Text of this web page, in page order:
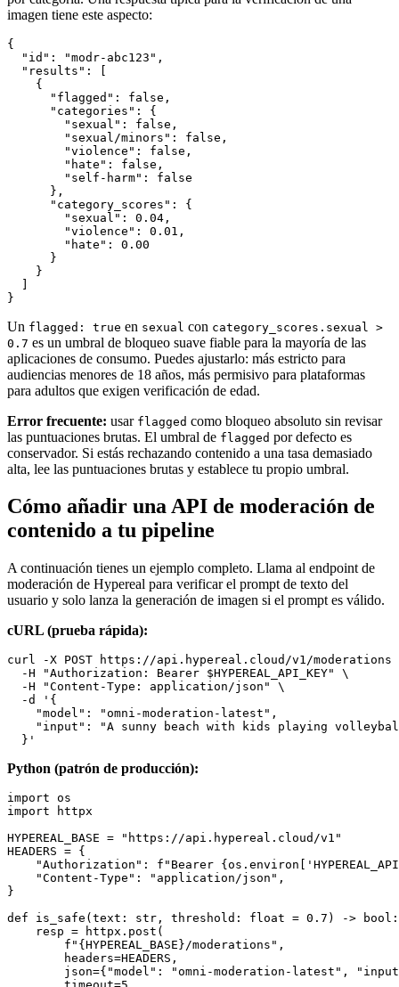
imagen tiene este aspecto:
{
  "id": "modr-abc123",
  "results": [
    {
      "flagged": false,
      "categories": {
        "sexual": false,
        "sexual/minors": false,
        "violence": false,
        "hate": false,
        "self-harm": false
      },
      "category_scores": {
        "sexual": 0.04,
        "violence": 0.01,
        "hate": 0.00
      }
    }
  ]
Un flagged: true en sexual con category_scores.sexual >
0.7 es un umbral de bloqueo suave fiable para la mayoría de las
aplicaciones de consumo. Puedes ajustarlo: más estricto para
audiencias menores de 18 años, más permisivo para plataformas
para adultos que exigen verificación de edad.
Error frecuente: usar flagged como bloqueo absoluto sin revisar
las puntuaciones brutas. El umbral de flagged por defecto es
conservador. Si estás rechazando contenido a una tasa demasiado
alta, lee las puntuaciones brutas y establece tu propio umbral.
Cómo añadir una API de moderación de
contenido a tu pipeline
A continuación tienes un ejemplo completo. Llama al endpoint de
moderación de Hypereal para verificar el prompt de texto del
usuario y solo lanza la generación de imagen si el prompt es válido.
cURL (prueba rápida):
curl -X POST https://api.hypereal.cloud/v1/
  -H "Authorization: Bearer $HYPEREAL_API_KEY" \
  -H "Content-Type: application/json" \
  -d '{
    "model": "omni-moderation-latest",
"input": "A sunny beach with kids playing
Python (patrón de producción):
import os
import httpx
HYPEREAL_BASE = "https://api.hypereal.cloud/v1"
HEADERS = {
"Authorization": f"Bearer
    "Content-Type": "application/json",
}
def is_safe(text: str, threshold: float = 0.7) -> bool:
    resp = httpx.post(
        f"{HYPEREAL_BASE}/moderations",
        headers=HEADERS,
json={"model": "omni-moderation-latest",